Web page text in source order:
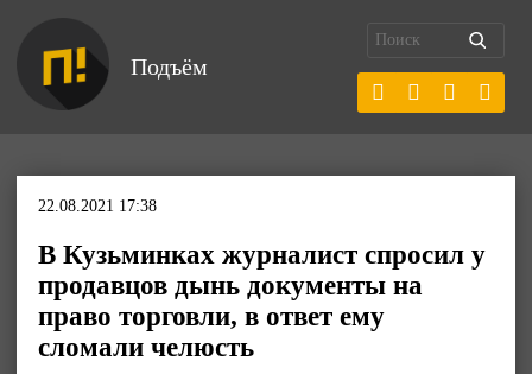
Подъём
22.08.2021 17:38
В Кузьминках журналист спросил у
продавцов дынь документы на
право торговли, в ответ ему
сломали челюсть